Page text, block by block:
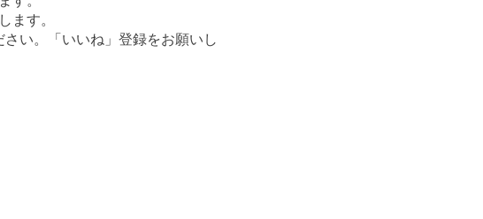
ます。
い。「いいね」登録をお願いし